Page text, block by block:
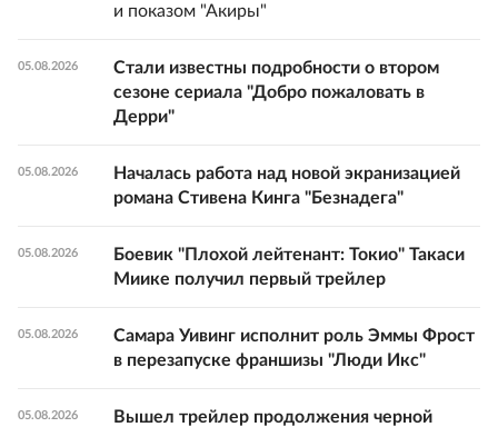
и показом "Акиры"
05.08.2026
Стали известны подробности о втором
сезоне сериала "Добро пожаловать в
Дерри"
05.08.2026
Началась работа над новой экранизацией
романа Стивена Кинга "Безнадега"
05.08.2026
Боевик "Плохой лейтенант: Токио" Такаси
Миике получил первый трейлер
05.08.2026
Самара Уивинг исполнит роль Эммы Фрост
в перезапуске франшизы "Люди Икс"
05.08.2026
Вышел трейлер продолжения черной